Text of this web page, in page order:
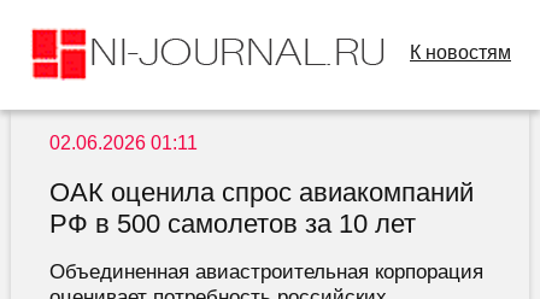
К новостям
02.06.2026 01:11
ОАК оценила спрос авиакомпаний
РФ в 500 самолетов за 10 лет
Объединенная авиастроительная корпорация